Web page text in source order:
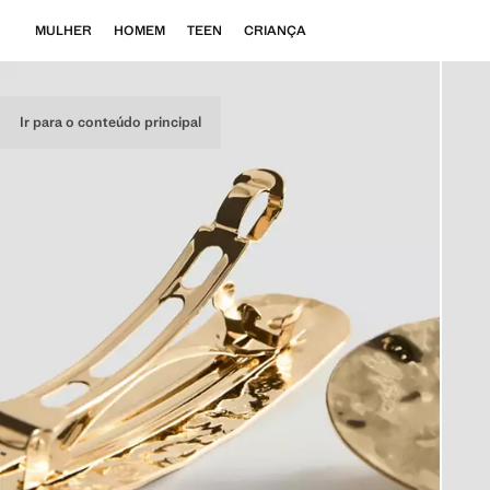
Ir para o conteúdo principal
MULHER HOMEM TEEN CRIANÇA